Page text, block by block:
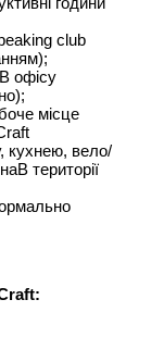
club
офісу
місце
кухнею, вело/
території